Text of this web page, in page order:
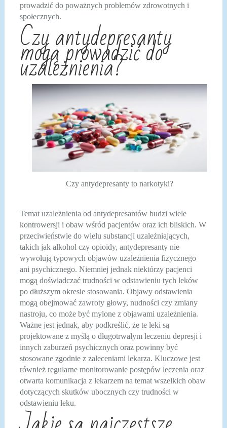
prowadzić do poważnych problemów zdrowotnych i
społecznych.
Czy antydepresanty
mogą prowadzić do
uzależnienia?
Czy antydepresanty to narkotyki?
Temat uzależnienia od antydepresantów budzi wiele
kontrowersji i obaw wśród pacjentów oraz ich bliskich. W
przeciwieństwie do wielu substancji uzależniających,
takich jak alkohol czy opioidy, antydepresanty nie
wywołują typowych objawów uzależnienia fizycznego
ani psychicznego. Niemniej jednak niektórzy pacjenci
mogą doświadczać trudności w odstawieniu tych leków
po dłuższym okresie stosowania. Objawy odstawienia
mogą obejmować zawroty głowy, nudności czy zmiany
nastroju, co może być mylone z objawami uzależnienia.
Ważne jest jednak, aby podkreślić, że te leki są
projektowane z myślą o długotrwałym leczeniu depresji i
innych zaburzeń psychicznych oraz powinny być
stosowane zgodnie z zaleceniami lekarza. Kluczowe jest
również regularne monitorowanie postępów leczenia oraz
otwarta komunikacja z lekarzem na temat wszelkich obaw
dotyczących skutków ubocznych czy trudności w
odstawieniu leku.